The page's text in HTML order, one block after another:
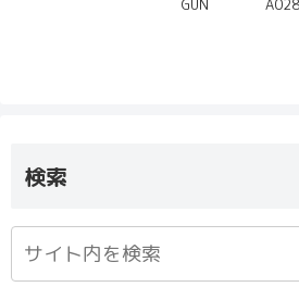
GUN
検索